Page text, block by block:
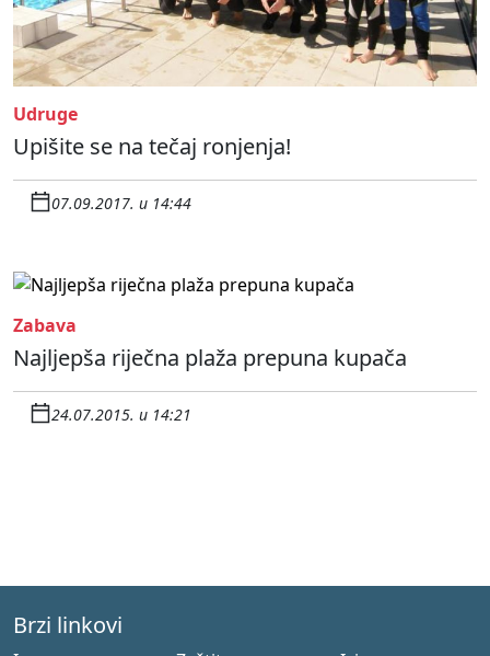
Udruge
Upišite se na tečaj ronjenja!
07.09.2017. u 14:44
Zabava
Najljepša riječna plaža prepuna kupača
24.07.2015. u 14:21
Brzi linkovi